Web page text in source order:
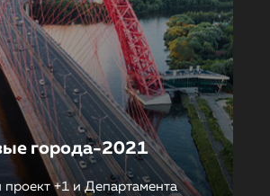
города-2021
+1 и Департамента